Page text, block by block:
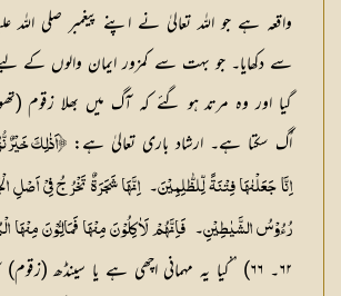
واقعہ ہے جو اللہ تعالیٰ نے اپنے پیغمبر صلی اللہ
سے دکھایا۔ جو بہت سے کمزور ایمان والوں کے
گیا اور وہ مرتد ہو گئے کہ آگ میں بھلا زقوم
اُگ سکتا ہے۔ ارشاد باری تعالیٰ ہے: ﴿اَذٰلِكَ خَيْرٌ
اِنَّا جَعَلْنٰهَا فِتْنَةً لِّلظّٰلِمِيْنَ۔اِنَّهَا شَجَرَةٌ تَخْرُجُ فِيْ اَصْلِ
رُءُوْسُ الشَّيٰطِيْنِ۔ فَاِنَّهُمْ لَاٰكِلُوْنَ مِنْهَا فَمَالِـُٔوْنَ مِنْهَا
۶۲۔ ۶۶) ’’کیا یہ مہمانی اچھی ہے یا سینڈھ